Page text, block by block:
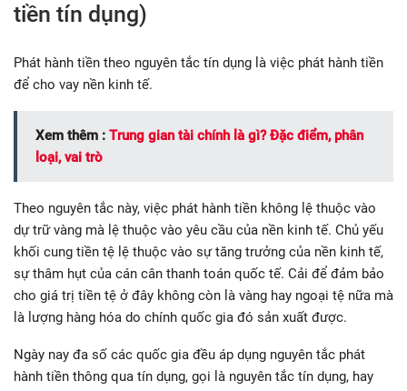
tiền tín dụng)
Phát hành tiền theo nguyên tắc tín dụng là việc phát hành tiền
để cho vay nền kinh tế.
Xem thêm : Trung gian tài chính là gì? Đặc điểm, phân
loại, vai trò
Theo nguyên tắc này, việc phát hành tiền không lệ thuộc vào
dự trữ vàng mà lệ thuộc vào yêu cầu của nền kinh tế. Chủ yếu
khối cung tiền tệ lệ thuộc vào sự tăng trưởng của nền kinh tế,
sự thâm hụt của cán cân thanh toán quốc tế. Cải để đảm bảo
cho giá trị tiền tệ ở đây không còn là vàng hay ngoại tệ nữa mà
là lượng hàng hóa do chính quốc gia đó sản xuất được.
Ngày nay đa số các quốc gia đều áp dụng nguyên tắc phát
hành tiền thông qua tín dụng, gọi là nguyên tắc tín dụng, hay